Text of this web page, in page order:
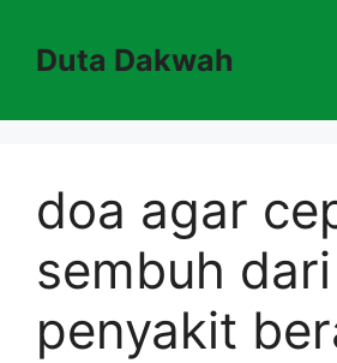
contentDuta Dakwah
doa agar
sembuh dari
penyakit